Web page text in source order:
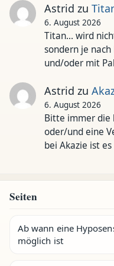
Astrid zu
6. August 2026
Titan... wird
sondern je
und/oder mit
Astrid zu
6. August 2026
Bitte immer die
oder/und eine
bei Akazie ist
Seiten
Ab wann eine
möglich ist